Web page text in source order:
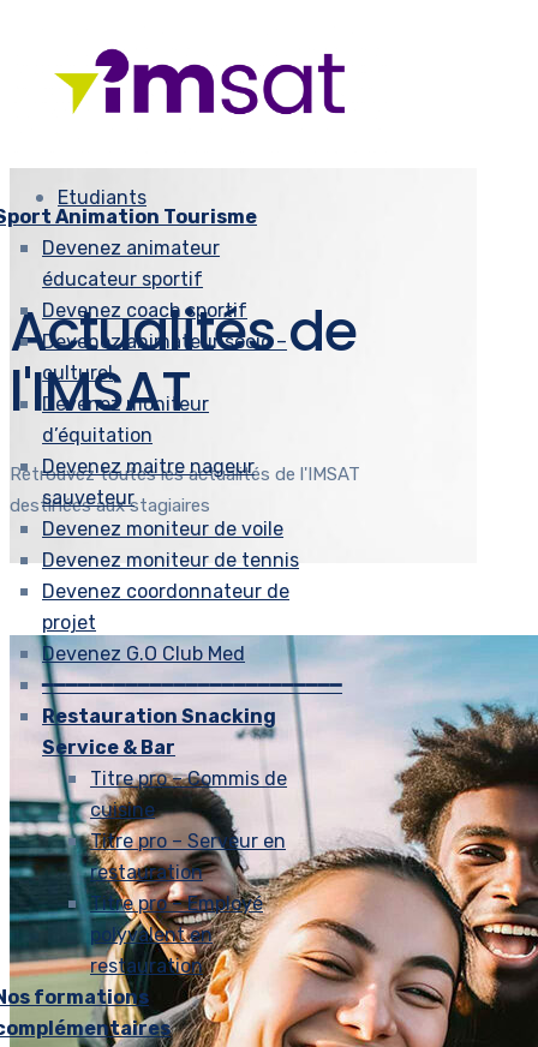
Etudiants
Animation Tourisme
Devenez animateur
éducateur sportif
Devenez coach sportif
Devenez animateur socio –
culturel
Devenez moniteur
d’équitation
Devenez maitre nageur
sauveteur
Devenez moniteur de voile
Devenez moniteur de tennis
Devenez coordonnateur de
projet
Devenez G.O Club Med
━━━━━━━━━━━━━━━━━━━━━━━━━
Restauration Snacking
Service & Bar
Titre pro – Commis de
cuisine
Titre pro – Serveur en
restauration
Titre pro – Employé
polyvalent en
restauration
formations
Actualités de
l'IMSAT
Retrouvez toutes les actualités de l'IMSAT
destinées aux stagiaires